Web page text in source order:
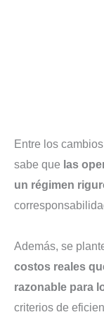
Entre los
sabe que las
un régimen
Además, se
costos reales
razonable para
criterios de